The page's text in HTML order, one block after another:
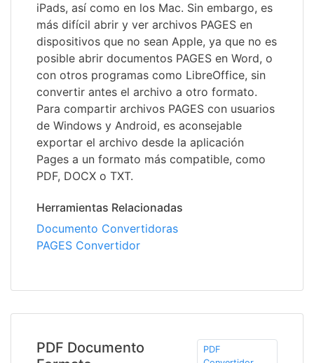
iPads, así como en los Mac. Sin embargo, es
más difícil abrir y ver archivos PAGES en
dispositivos que no sean Apple, ya que no es
posible abrir documentos PAGES en Word, o
con otros programas como LibreOffice, sin
convertir antes el archivo a otro formato.
Para compartir archivos PAGES con usuarios
de Windows y Android, es aconsejable
exportar el archivo desde la aplicación
Pages a un formato más compatible, como
PDF, DOCX o TXT.
Herramientas Relacionadas
Documento Convertidoras
PAGES Convertidor
PDF Documento
PDF